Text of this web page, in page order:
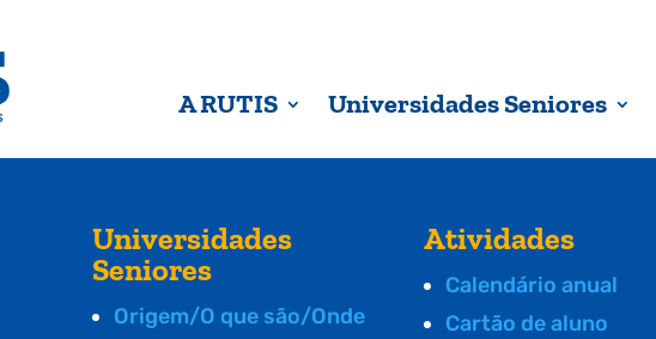
A RUTIS Universidades Seniores
Universidades
Seniores
Origem/O que são/Onde
Atividades
Calendário anual
Cartão de aluno